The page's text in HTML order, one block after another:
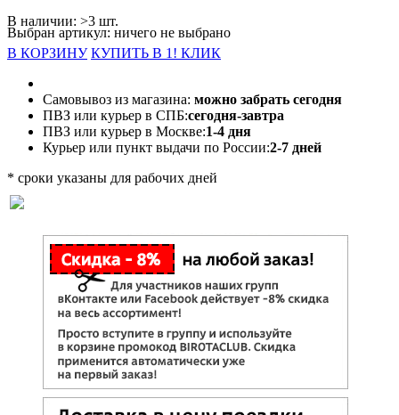
В наличии: >3 шт.
Выбран артикул: ничего не выбрано
В КОРЗИНУ КУПИТЬ В 1! КЛИК
Самовывоз из магазина: можно забрать сегодня
ПВЗ или курьер в СПБ:сегодня-завтра
ПВЗ или курьер в Москве:1-4 дня
Курьер или пункт выдачи по России:2-7 дней
* сроки указаны для рабочих дней